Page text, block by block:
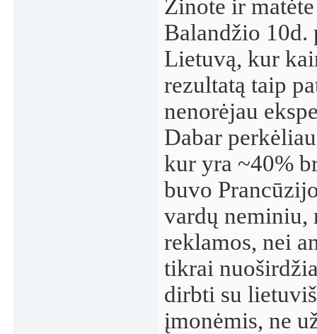
Žinote ir
Balandžio 10d.
Lietuvą, kur
rezultatą taip
nenorėjau
Dabar
kur yra ~40%
buvo
vardų neminiu,
reklamos, nei
tikrai
dirbti su
įmonėmis, ne